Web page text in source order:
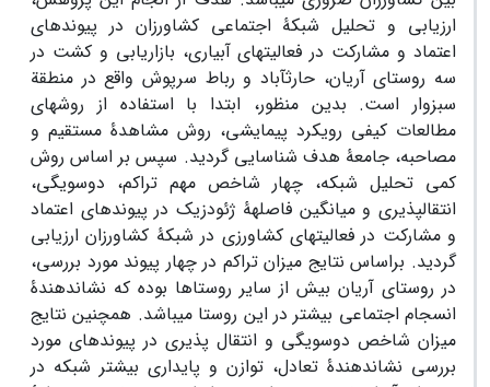
ارزیابی و تحلیل شبکۀ اجتماعی کشاورزان در پیوندهای
اعتماد و مشارکت در فعالیت‏های آبیاری، بازاریابی و کشت در
سه روستای آریان، حارث‏آباد و رباط سرپوش واقع در منطقة
سبزوار است. بدین منظور، ابتدا با استفاده از روش‏های
مطالعات کیفی رویکرد پیمایشی، روش مشاهدۀ مستقیم و
مصاحبه، جامعۀ هدف شناسایی گردید. سپس بر اساس روش
کمی تحلیل شبکه، چهار شاخص مهم تراکم، دوسویگی،
انتقال‏پذیری و میانگین فاصلهۀ ژئودزیک در پیوندهای اعتماد
و مشارکت در فعالیت‏های کشاورزی در شبکۀ کشاورزان ارزیابی
گردید. براساس نتایج میزان تراکم در چهار پیوند مورد بررسی،
در روستای آریان بیش از سایر روستاها بوده که نشان‏دهندۀ
انسجام اجتماعی بیشتر در این روستا می‏باشد. همچنین نتایج
میزان شاخص دوسویگی و انتقال پذیری در پیوندهای مورد
بررسی نشان‏دهندۀ تعادل، توازن و پایداری بیشتر شبکه در